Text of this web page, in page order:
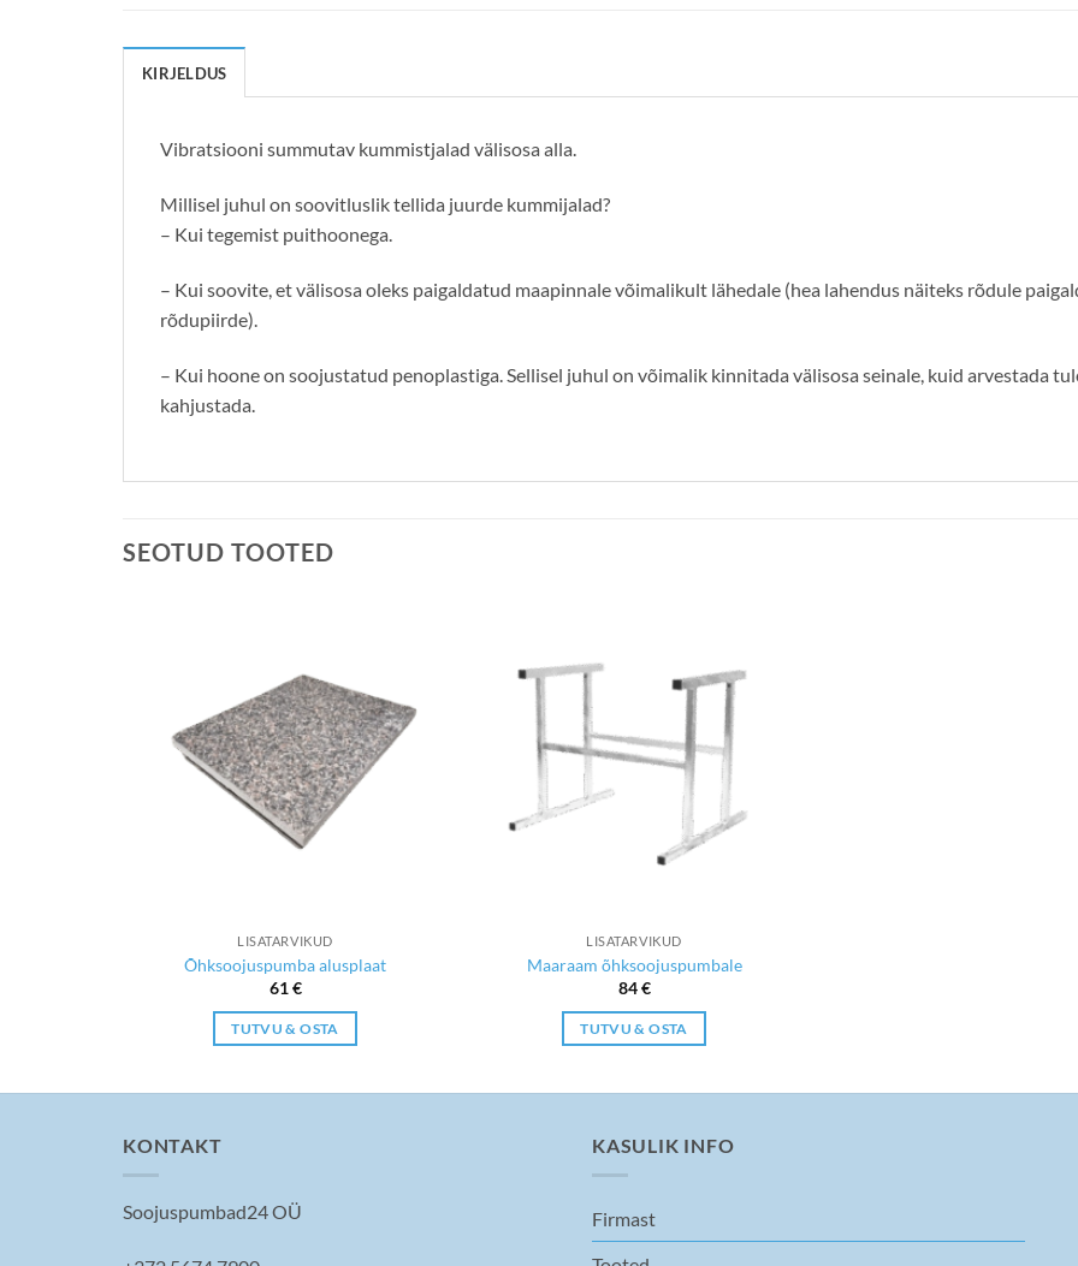
KIRJELDUS
Vibratsiooni summutav kummistjalad välisosa alla.
Millisel juhul on soovitluslik tellida juurde kummijalad?
– Kui tegemist puithoonega.
– Kui soovite, et välisosa oleks paigaldatud maapinnale võimalikult lähedale (hea lahendus näiteks rõdule
rõdupiirde).
– Kui hoone on soojustatud penoplastiga. Sellisel juhul on võimalik kinnitada välisosa seinale, kuid arvestada
kahjustada.
SEOTUD TOOTED
LISATARVIKUD
Õhksoojuspumba alusplaat
61€
TUTVU & OSTA
LISATARVIKUD
Maaraam õhksoojuspumbale
84€
TUTVU & OSTA
KONTAKT
Soojuspumbad24 OÜ
KASULIK INFO
Firmast